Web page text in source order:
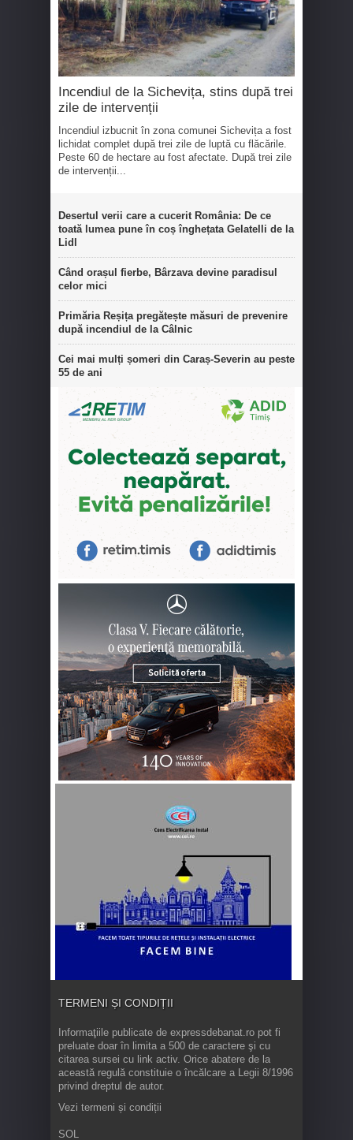
Incendiul de la Sichevița, stins după trei
zile de intervenții
Incendiul izbucnit în zona comunei Sichevița a fost
lichidat complet după trei zile de luptă cu flăcările.
Peste 60 de hectare au fost afectate. După trei zile
de intervenții...
Desertul verii care a cucerit România: De ce
toată lumea pune în coș înghețata Gelatelli de la
Lidl
Când orașul fierbe, Bârzava devine paradisul
celor mici
Primăria Reșița pregătește măsuri de prevenire
după incendiul de la Câlnic
Cei mai mulți șomeri din Caraș-Severin au peste
55 de ani
TERMENI ȘI CONDIȚII
Informaţiile publicate de expressdebanat.ro pot fi
preluate doar în limita a 500 de caractere şi cu
citarea sursei cu link activ. Orice abatere de la
această regulă constituie o încălcare a Legii 8/1996
privind dreptul de autor.
Vezi termeni și condiții
SOL